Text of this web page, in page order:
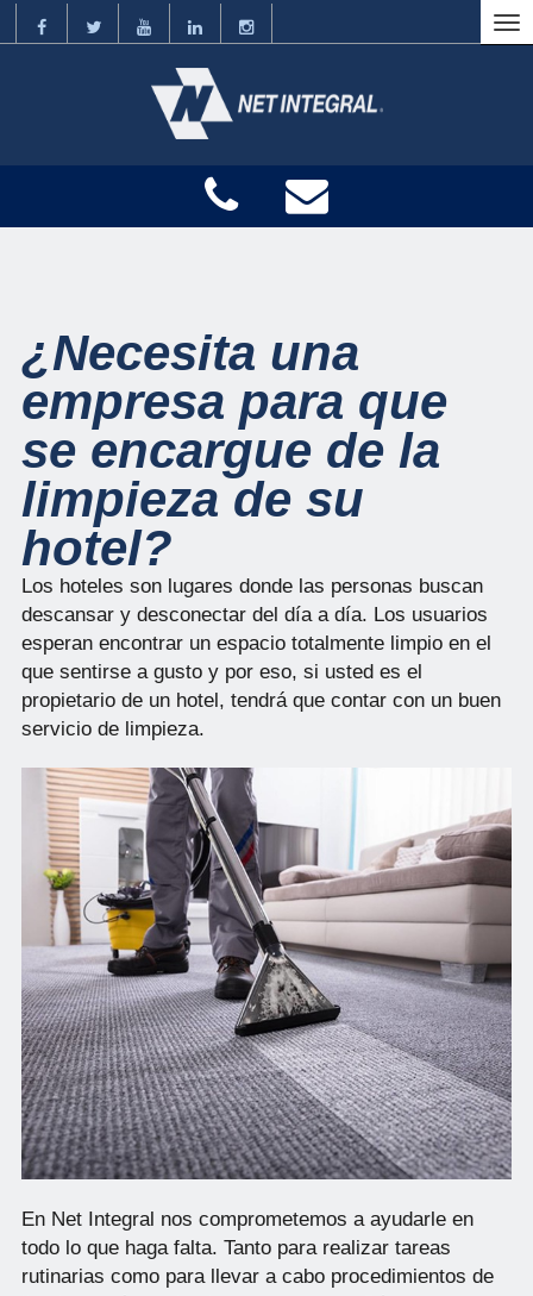
¿Necesita una
empresa para que
se encargue de la
limpieza de su
hotel?
Los hoteles son lugares donde las personas buscan
descansar y desconectar del día a día. Los usuarios
esperan encontrar un espacio totalmente limpio en el
que sentirse a gusto y por eso, si usted es el
propietario de un hotel, tendrá que contar con un buen
servicio de limpieza.
En Net Integral nos comprometemos a ayudarle en
todo lo que haga falta. Tanto para realizar tareas
rutinarias como para llevar a cabo procedimientos de